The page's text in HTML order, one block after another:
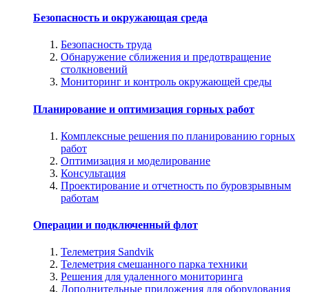
Безопасность и окружающая среда
Безопасность труда
Обнаружение сближения и предотвращение
столкновений
Мониторинг и контроль окружающей среды
Планирование и оптимизация горных работ
Комплексные решения по планированию горных
работ
Оптимизация и моделирование
Консультация
Проектирование и отчетность по буровзрывным
работам
Операции и подключенный флот
Телеметрия Sandvik
Телеметрия смешанного парка техники
Решения для удаленного мониторинга
Дополнительные приложения для оборудования